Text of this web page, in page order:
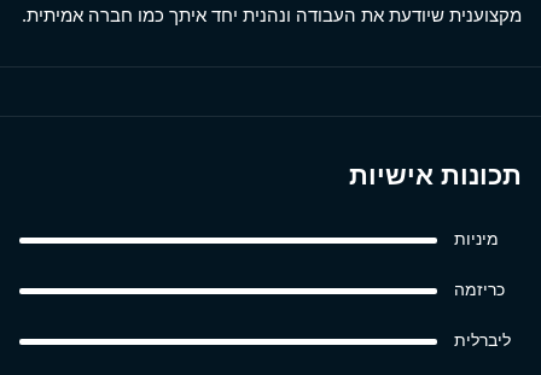
מקצוענית שיודעת את העבודה ונהנית יחד איתך כמו חברה אמיתית.
תכונות אישיות
מיניות
כריזמה
ליברלית